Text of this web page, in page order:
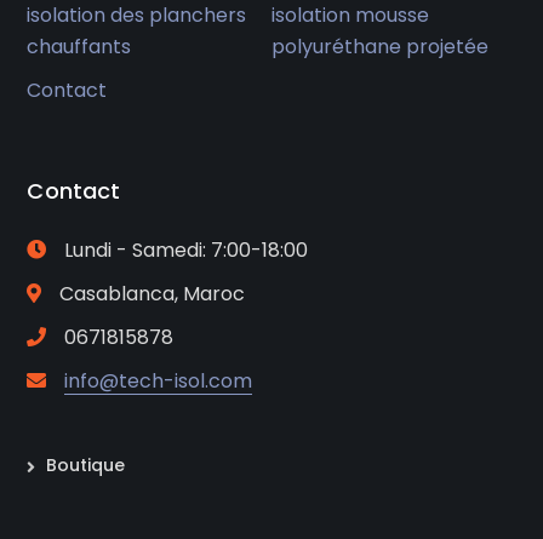
isolation des planchers
chauffants
isolation mousse
polyuréthane projetée
Contact
Contact
Lundi - Samedi: 7:00-18:00
Casablanca, Maroc
0671815878
info@tech-isol.com
Boutique